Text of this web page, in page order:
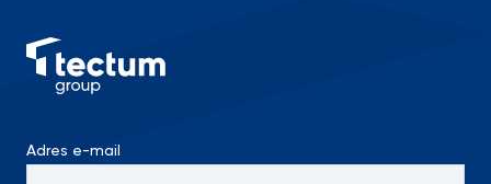
Adres e-mail